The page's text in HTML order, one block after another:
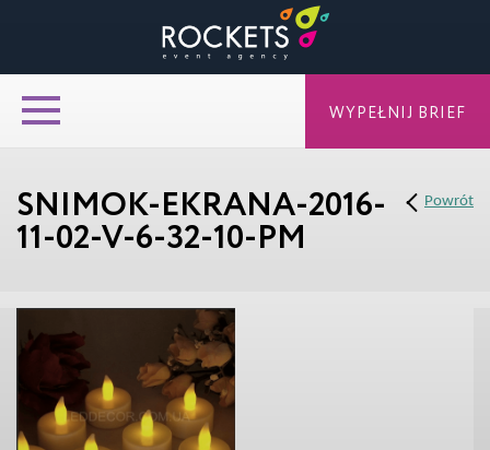
SNIMOK-EKRANA-2016-
11-02-V-6-32-10-PM
Powrót
WYPEŁNIJ BRIEF